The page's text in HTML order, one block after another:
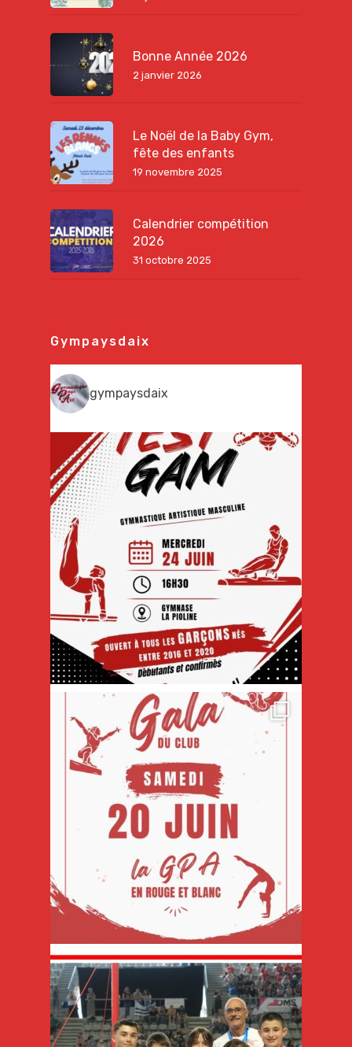
Bonne Année 2026
2 janvier 2026
Le Noël de la Baby Gym,
fête des enfants
19 novembre 2025
Calendrier compétition
2026
31 octobre 2025
Gympaysdaix
gympaysdaix